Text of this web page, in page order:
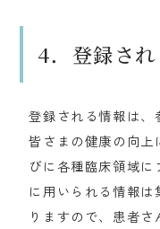
4．登録さ
登録される情報は、
皆さまの健康の向上
びに各種臨床領域
に用いられる情報は
りますので、患者